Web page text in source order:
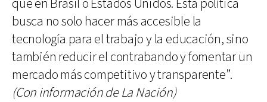
que en Brasil o Estados Unidos. Esta política
busca no solo hacer más accesible la
tecnología para el trabajo y la educación, sino
también reducir el contrabando y fomentar un
mercado más competitivo y transparente”.
(Con información de La Nación)